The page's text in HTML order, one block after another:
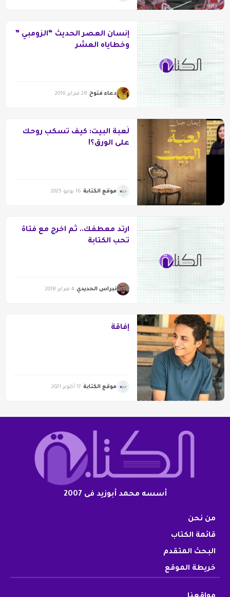
إنسان العصر الحديث “الزومبي ”
وخطاياه العشر
دعاء فتوح 28 فبراير 2016
لُعبة البيت: كيف تسكب روحك
على الورق؟!
موقع الكتابة 16 يونيو 2025
ارتد معطفك.. ثم اخرج مع فتاة
تحب الكتابة
نبراس الحديدي 4 فبراير 2018
إفاقة
موقع الكتابة 17 أكتوبر 2021
أسسه محمد أبوزيد فى 2007
من نحن
قائمة الكتاب
البحث المتقدم
خريطة الموقع